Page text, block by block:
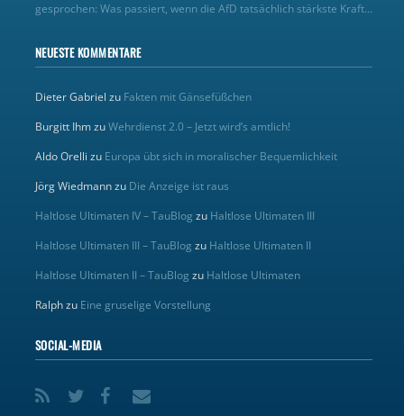
gesprochen: Was passiert, wenn die AfD tatsächlich stärkste Kraft...
NEUESTE KOMMENTARE
Dieter Gabriel zu Fakten mit Gänsefüßchen
Burgitt IhmzuWehrdienst 2.0 – Jetzt wird’s amtlich!
Aldo Orelli zu Europa übt sich in moralischer Bequemlichkeit
Jörg Wiedmannzu Die Anzeige ist raus
Haltlose Ultimaten IV – TauBlog zu Haltlose Ultimaten III
Haltlose Ultimaten III – TauBlog zu Haltlose Ultimaten II
Haltlose Ultimaten II – TauBlog zu Haltlose Ultimaten
Ralphzu Eine gruselige Vorstellung
SOCIAL-MEDIA